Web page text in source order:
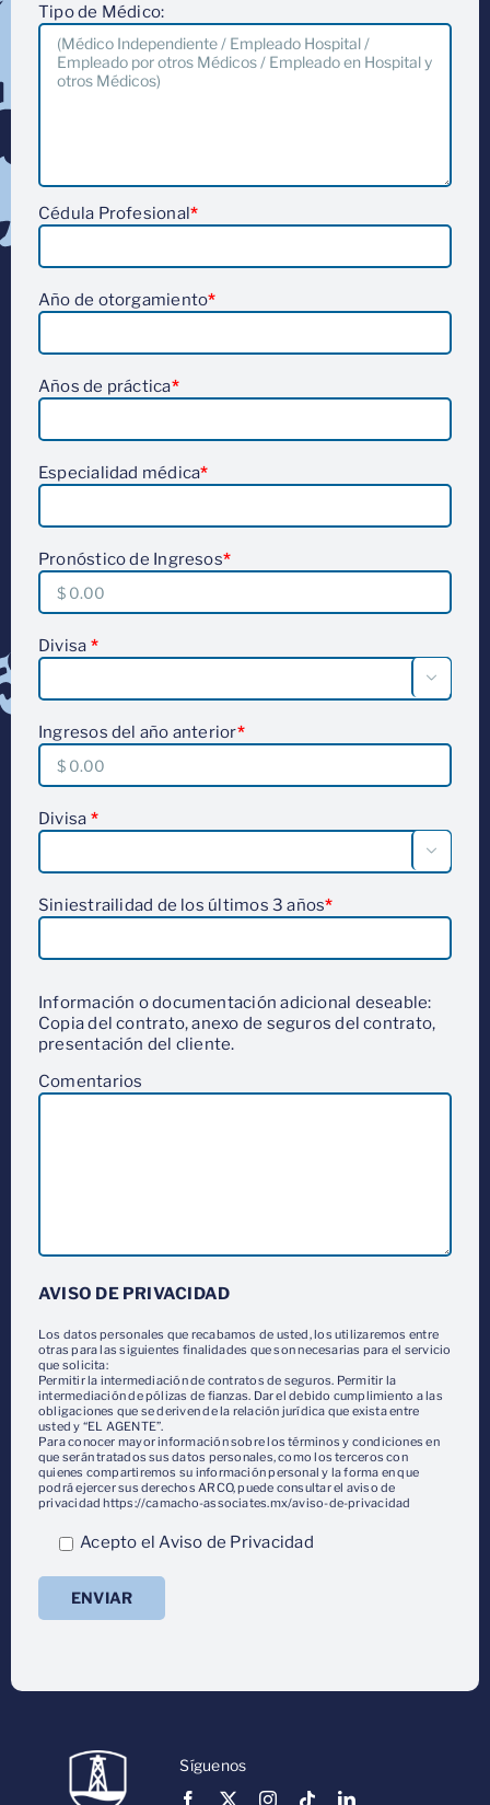
Tipo de Médico:
Cédula Profesional*
Año de otorgamiento*
Años de práctica*
Especialidad médica*
Pronóstico de Ingresos*
Divisa *

Ingresos del año anterior*
Divisa *

Siniestrailidad de los últimos 3 años*
Información o documentación adicional deseable:
Copia del contrato, anexo de seguros del contrato,
presentación del cliente.
Comentarios
AVISO DE PRIVACIDAD
Los datos personales que recabamos de usted, los utilizaremos entre
otras para las siguientes finalidades que son necesarias para el servicio
que solicita:
Permitir la intermediación de contratos de seguros. Permitir la
intermediación de pólizas de fianzas. Dar el debido cumplimiento a las
obligaciones que se deriven de la relación jurídica que exista entre
usted y “EL AGENTE”.
Para conocer mayor información sobre los términos y condiciones en
que serán tratados sus datos personales, como los terceros con
quienes compartiremos su información personal y la forma en que
podrá ejercer sus derechos ARCO, puede consultar el aviso de
privacidad https://camacho-associates.mx/aviso-de-privacidad
Acepto el Aviso de Privacidad
Síguenos